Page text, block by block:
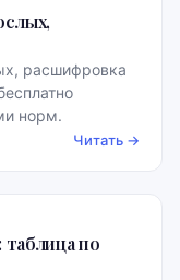
расшифровка
норм.
Читать →
по